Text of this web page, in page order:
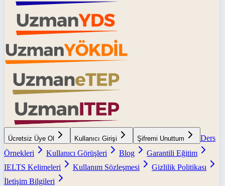
Ücretsiz Üye Ol Kullanıcı Girişi Şifremi Unuttum
Ders
Örnekleri
Kullanıcı Görüşleri Blog
Garantili Eğitim
IELTS Kelimeleri
Kullanım Sözleşmesi
Gizlilik Politikası
İletişim Bilgileri